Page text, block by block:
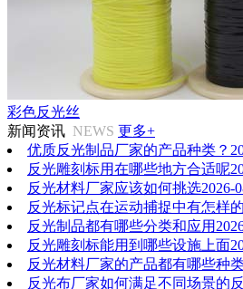
彩色反光丝
新闻资讯 NEWS 更多+
优质反光制品厂家的产品种类？
反光雕刻标用在哪些地方合适呢
反光材料厂家应该如何挑选2026-
反光标记点在运动捕捉中有怎样
反光制品都有哪些分类和应用
反光雕刻标能用到哪些设施上面
反光材料厂家的产品都有哪些种
反光布厂家如何满足不同场景的